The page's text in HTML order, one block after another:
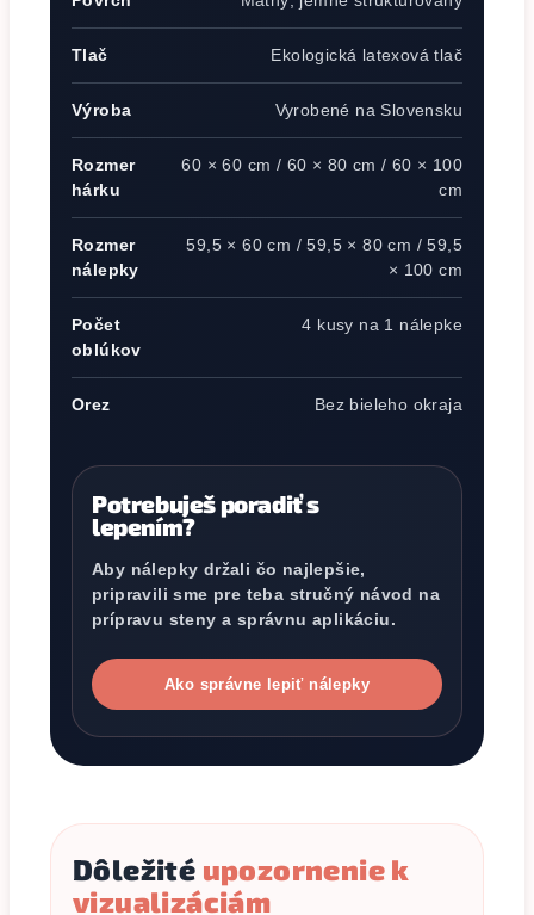
Tlač Ekologická latexová tlač
Výroba Vyrobené na Slovensku
Rozmer
hárku
60 × 60 cm / 60 × 80 cm / 60 × 100
cm
Rozmer
nálepky
59,5 × 60 cm / 59,5 × 80 cm / 59,5
× 100 cm
Počet
oblúkov
4 kusy na 1 nálepke
Orez Bez bieleho okraja
Potrebuješ poradiť s
lepením?
Aby nálepky držali čo najlepšie,
pripravili sme pre teba stručný návod na
prípravu steny a správnu aplikáciu.
Ako správne lepiť nálepky
Dôležité upozornenie k
vizualizáciám